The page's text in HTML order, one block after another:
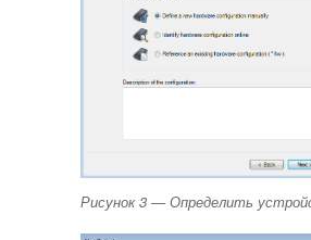
Рисунок 3 — Определить